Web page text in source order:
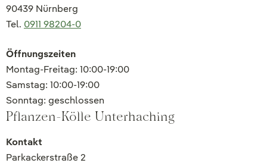
90439 Nürnberg
Tel. 0911 98204-0
Öffnungszeiten
Montag-Freitag: 10:00-19:00
Samstag: 10:00-19:00
Sonntag: geschlossen
Pflanzen-Kölle Unterhaching
Kontakt
Parkackerstraße 2